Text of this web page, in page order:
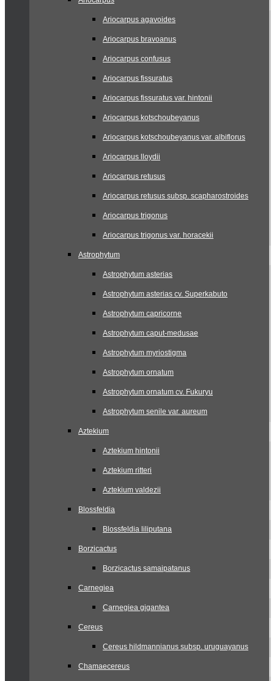
Ariocarpus agavoides
Ariocarpus bravoanus
Ariocarpus confusus
Ariocarpus fissuratus
Ariocarpus fissuratus var. hintonii
Ariocarpus kotschoubeyanus
Ariocarpus kotschoubeyanus var. albiflorus
Ariocarpus lloydii
Ariocarpus retusus
Ariocarpus retusus subsp. scapharostroides
Ariocarpus trigonus
Ariocarpus trigonus var. horacekii
Astrophytum
Astrophytum asterias
Astrophytum asterias cv. Superkabuto
Astrophytum capricorne
Astrophytum caput-medusae
Astrophytum myriostigma
Astrophytum ornatum
Astrophytum ornatum cv. Fukuryu
Astrophytum senile var. aureum
Aztekium
Aztekium hintonii
Aztekium ritteri
Aztekium valdezii
Blossfeldia
Blossfeldia liliputana
Borzicactus
Borzicactus samaipatanus
Carnegiea
Carnegiea gigantea
Cereus
Cereus hildmannianus subsp. uruguayanus
Chamaecereus